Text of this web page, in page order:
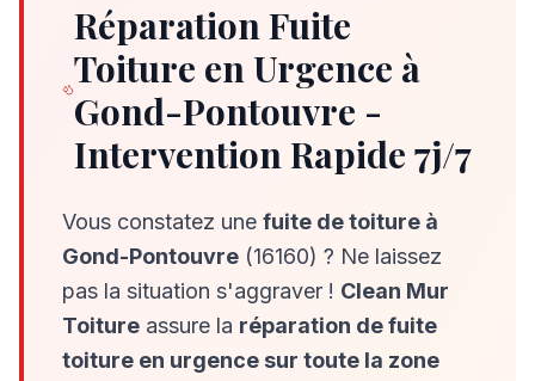
Réparation Fuite
Toiture en Urgence à
Gond-Pontouvre -
Intervention Rapide 7j/7
Vous constatez une fuite de toiture à
Gond-Pontouvre (16160) ? Ne laissez
pas la situation s'aggraver ! Clean Mur
Toiture assure la réparation de fuite
toiture en urgence sur toute la zone